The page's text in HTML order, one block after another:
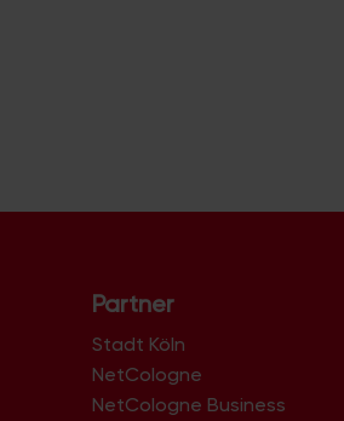
Partner
Stadt Köln
NetCologne
NetCologne Business